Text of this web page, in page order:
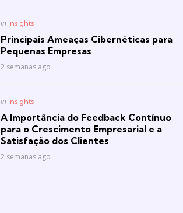
Posted
in Insights
Principais Ameaças Cibernéticas para
Pequenas Empresas
2 semanas ago
Posted
in Insights
A Importância do Feedback Contínuo
para o Crescimento Empresarial e a
Satisfação dos Clientes
2 semanas ago